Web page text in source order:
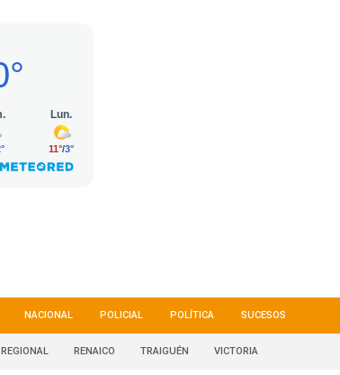
NACIONAL POLICIAL POLÍTICA SUCESOS
REGIONAL RENAICO TRAIGUÉN VICTORIA